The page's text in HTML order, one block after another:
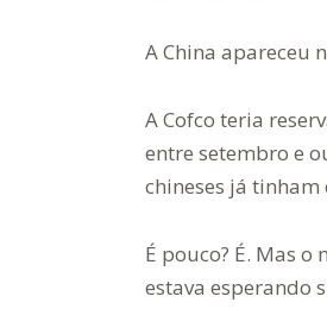
A China apareceu
A Cofco teria
entre setembro e
chineses já tinham
É pouco? É. Mas
estava esperando